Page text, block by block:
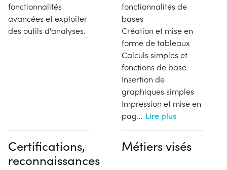
fonctionnalités
avancées et exploiter
des outils d'analyses.
fonctionnalités de
bases
Création et mise en
forme de tableaux
Calculs simples et
fonctions de base
Insertion de
graphiques simples
Impression et mise en
pag... Lire plus
Certifications,
reconnaissances
Métiers visés